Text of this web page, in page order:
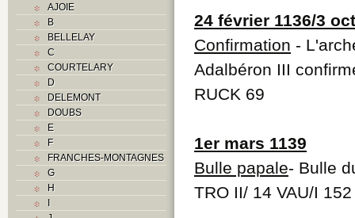
AJOIE
B
BELLELAY
C
COURTELARY
D
DELEMONT
DOUBS
E
F
FRANCHES-MONTAGNES
G
H
I
24 février 1136/3
Confirmation -
Adalbéron III
RUCK 69
1er mars 1139
Bulle papale- Bulle
TRO II/ 14 VAU/I 152